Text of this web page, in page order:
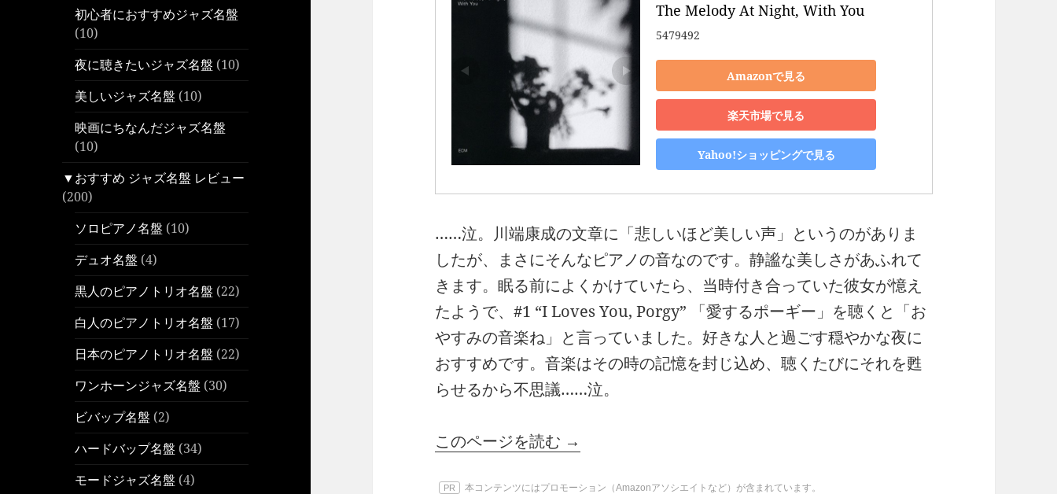
初心者におすすめジャズ名盤
(10)
夜に聴きたいジャズ名盤 (10)
美しいジャズ名盤 (10)
映画にちなんだジャズ名盤
(10)
▼おすすめ ジャズ名盤 レビュー
(200)
ソロピアノ名盤 (10)
デュオ名盤 (4)
黒人のピアノトリオ名盤 (22)
白人のピアノトリオ名盤 (17)
日本のピアノトリオ名盤 (22)
ワンホーンジャズ名盤 (30)
ビバップ名盤 (2)
ハードバップ名盤 (34)
モードジャズ名盤 (4)
The Melody At Night, With You
5479492
Amazonで見る
楽天市場で見る
Yahoo!ショッピングで見る
……泣。川端康成の文章に「悲しいほど美しい声」というのがありま
したが、まさにそんなピアノの音なのです。静謐な美しさがあふれて
きます。眠る前によくかけていたら、当時付き合っていた彼女が憶え
たようで、#1 “I Loves You, Porgy” 「愛するポーギー」を聴くと「お
やすみの音楽ね」と言っていました。好きな人と過ごす穏やかな夜に
おすすめです。音楽はその時の記憶を封じ込め、聴くたびにそれを甦
らせるから不思議……泣。
このページを読む →
PR 本コンテンツにはプロモーション（Amazonアソシエイトなど）が含まれています。